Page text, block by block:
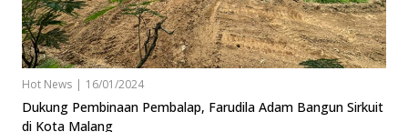
Hot News | 16/01/2024
Dukung Pembinaan Pembalap, Farudila Adam Bangun Sirkuit
di Kota Malang